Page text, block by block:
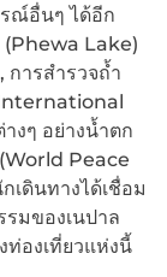
ณ์อื่นๆ ได้อีก
(Phewa Lake)
ารสำรวจถ้ำ
ๆ อย่างน้ำตก
Peace
ดินทางได้เชื่อม
มของเนปาล
องเที่ยวแห่งนี้